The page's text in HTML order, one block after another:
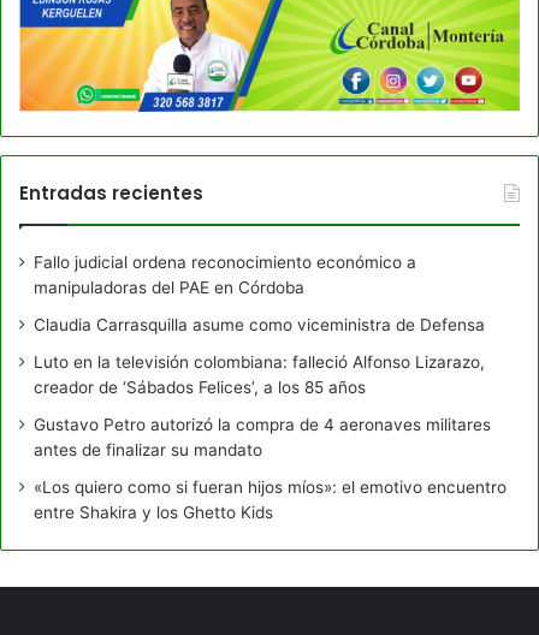
Entradas recientes
Fallo judicial ordena reconocimiento económico a
manipuladoras del PAE en Córdoba
Claudia Carrasquilla asume como viceministra de Defensa
Luto en la televisión colombiana: falleció Alfonso Lizarazo,
creador de ‘Sábados Felices’, a los 85 años
Gustavo Petro autorizó la compra de 4 aeronaves militares
antes de finalizar su mandato
«Los quiero como si fueran hijos míos»: el emotivo encuentro
entre Shakira y los Ghetto Kids